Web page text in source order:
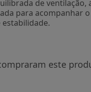
de ventilação,
para acompanhar
este